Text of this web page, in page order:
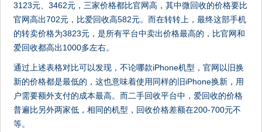
3123元、3462元，三家价格都比官网高，其中微回收的价格要比
官网高出702元，比爱回收高582元。而在转转上，最终这部手机
的转卖价格为3823元，是所有平台中卖出价格最高的，比官网和
爱回收都高出1000多左右。
通过上述表格对比可以发现，不论哪款iPhone机型，官网以旧换
新的价格都是最低的，这也意味着使用同样的旧iPhone换新，用
户需要额外支付的成本最高。而二手回收平台中，爱回收的价格
普遍比另外两家低，相同的机型，回收价格差额在200-700元不
等。